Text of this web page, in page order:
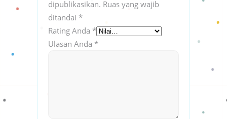
dipublikasikan. Ruas yang wajib
ditandai *
Rating Anda *
Ulasan Anda *